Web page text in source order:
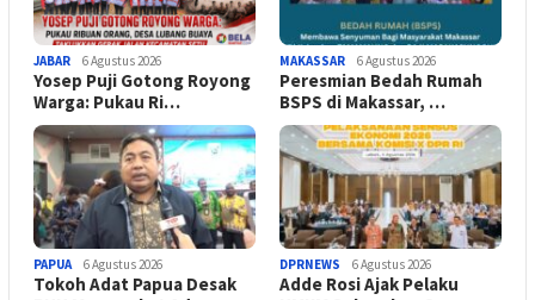
JABAR 6 Agustus 2026
Yosep Puji Gotong Royong
Warga: Pukau Ri…
MAKASSAR 6 Agustus 2026
Peresmian Bedah Rumah
BSPS di Makassar, …
PAPUA 6 Agustus 2026
Tokoh Adat Papua Desak
DPRNEWS 6 Agustus 2026
Adde Rosi Ajak Pelaku